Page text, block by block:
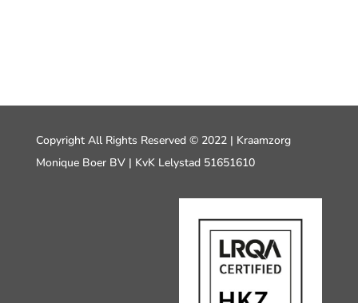
Copyright All Rights Reserved © 2022 | Kraamzorg
Monique Boer BV | KvK Lelystad 51651610